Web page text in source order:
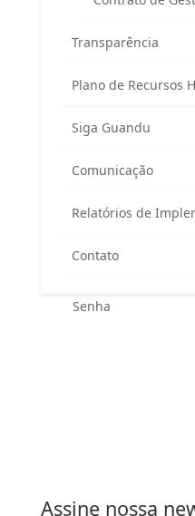
Transparência
Plano de Recursos
Siga Guandu
Comunicação
Relatórios de
Contato
Área exclusiva
do Comitê
Assine nossa